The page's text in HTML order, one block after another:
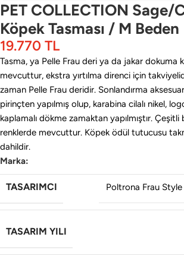
PET COLLECTION Sage/
Köpek Tasması / M Beden
19.770 TL
Tasma, ya Pelle Frau deri ya da jakar dokuma
mevcuttur, ekstra yırtılma direnci için
zaman Pelle Frau deridir. Sonlandırma
pirinçten yapılmış olup, karabina cilalı nikel,
kaplamalı dökme zamaktan yapılmıştır.
renklerde mevcuttur. Köpek ödül tutucusu
dahildir.
Marka:
TASARIMCI Poltrona Frau
TASARIM YILI